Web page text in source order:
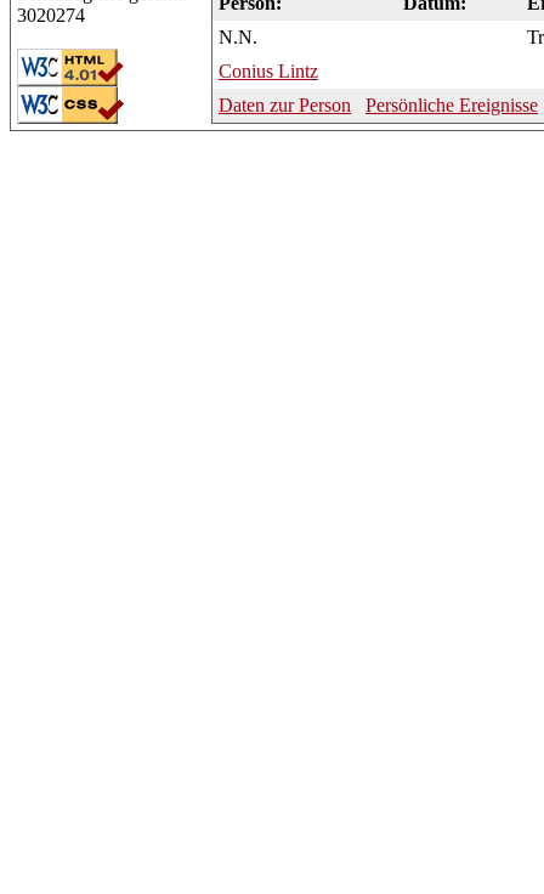
N.N.
Conius Lintz
Daten zur Person
Persönliche Ereignisse
3020274